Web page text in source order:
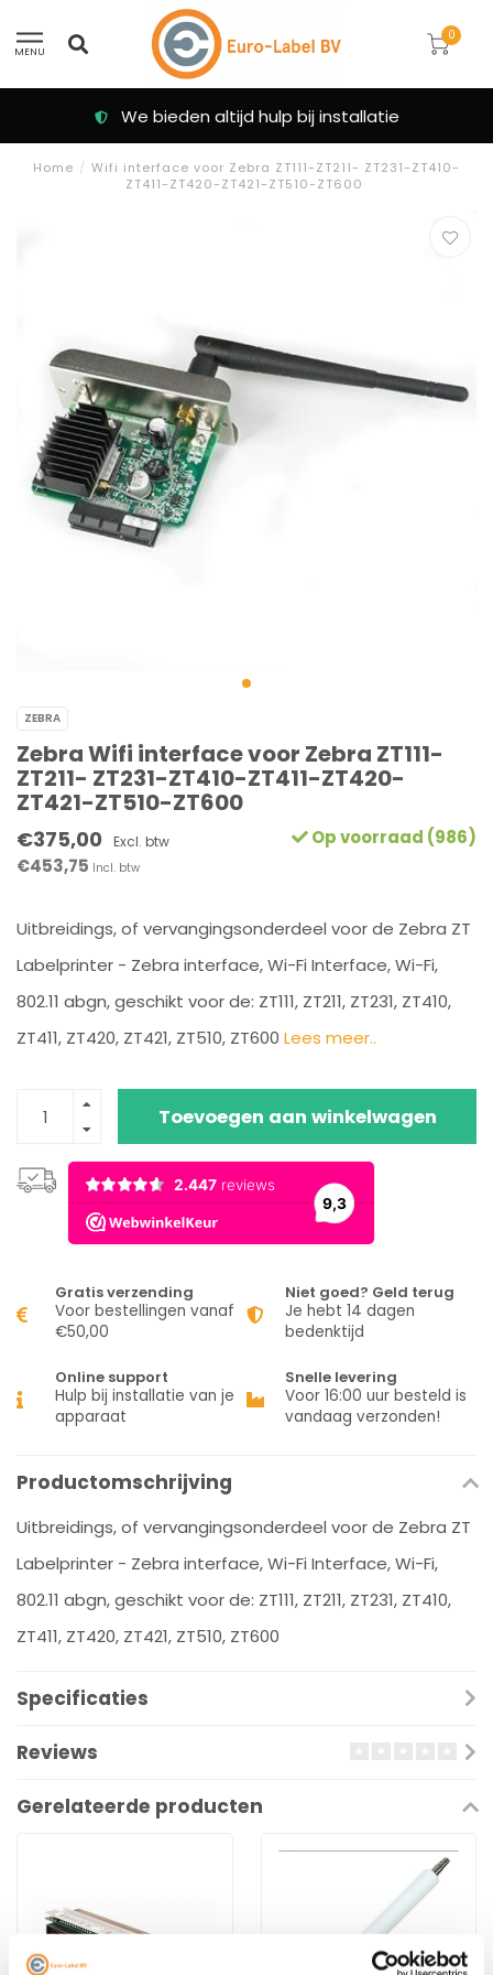
MENU
0
We bieden altijd hulp bij installatie
Home / Wifi interface voor Zebra ZT111-ZT211- ZT231-ZT410-
ZT411-ZT420-ZT421-ZT510-ZT600
ZEBRA
Zebra Wifi interface voor Zebra ZT111-
ZT211- ZT231-ZT410-ZT411-ZT420-
ZT421-ZT510-ZT600
€375,00 Excl. btw
€453,75 Incl. btw
Op voorraad (986)
Uitbreidings, of vervangingsonderdeel voor de Zebra ZT
Labelprinter - Zebra interface, Wi-Fi Interface, Wi-Fi,
802.11 abgn, geschikt voor de: ZT111, ZT211, ZT231, ZT410,
ZT411, ZT420, ZT421, ZT510, ZT600 Lees meer..
Toevoegen aan winkelwagen
Gratis verzending
Voor bestellingen vanaf
€50,00
Niet goed? Geld terug
Je hebt 14 dagen
bedenktijd
Online support
Hulp bij installatie van je
apparaat
Snelle levering
Voor 16:00 uur besteld is
vandaag verzonden!
Productomschrijving
Uitbreidings, of vervangingsonderdeel voor de Zebra ZT
Labelprinter - Zebra interface, Wi-Fi Interface, Wi-Fi,
802.11 abgn, geschikt voor de: ZT111, ZT211, ZT231, ZT410,
ZT411, ZT420, ZT421, ZT510, ZT600
Specificaties
Reviews
Gerelateerde producten